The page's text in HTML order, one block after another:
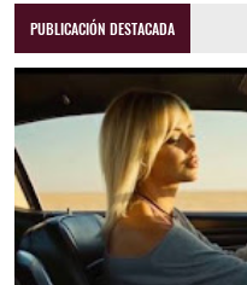
PUBLICACIÓN DESTACADA